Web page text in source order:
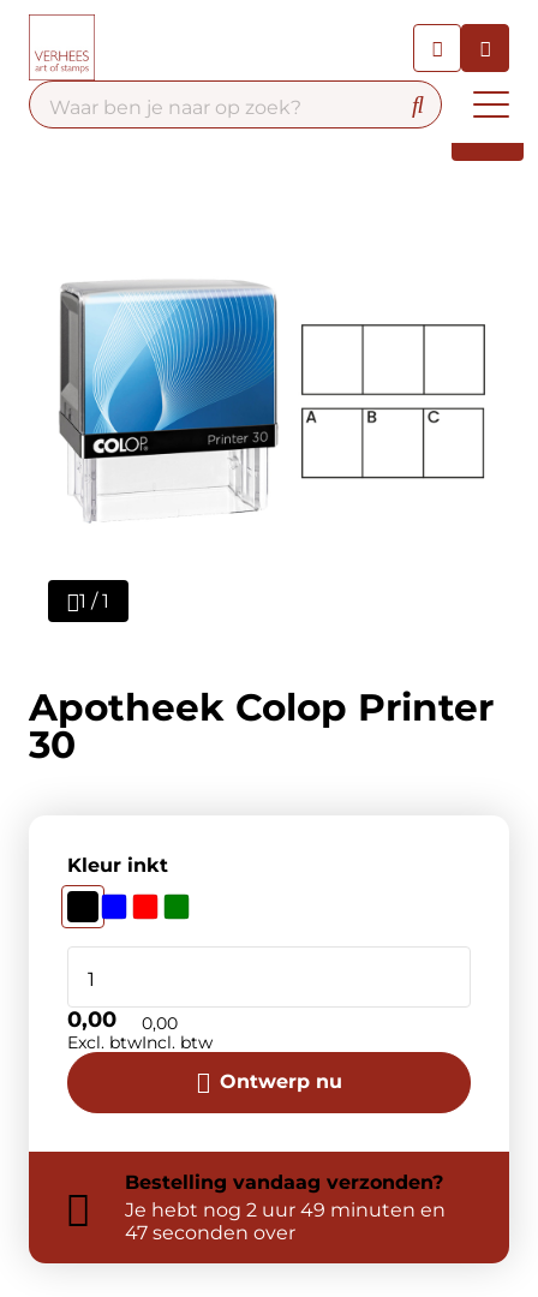
Contact
1 / 1
Apotheek Colop Printer
30
Kleur inkt
Ontwerp nu
0,00
Excl. btw
0,00
Incl. btw
Bestelling vandaag verzonden?
Je hebt nog 2 uur 49 minuten en
47 seconden over